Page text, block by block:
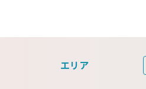
エリア